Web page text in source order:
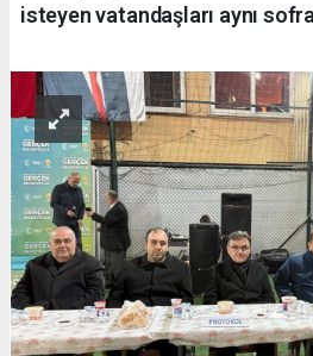
isteyen vatandaşları aynı